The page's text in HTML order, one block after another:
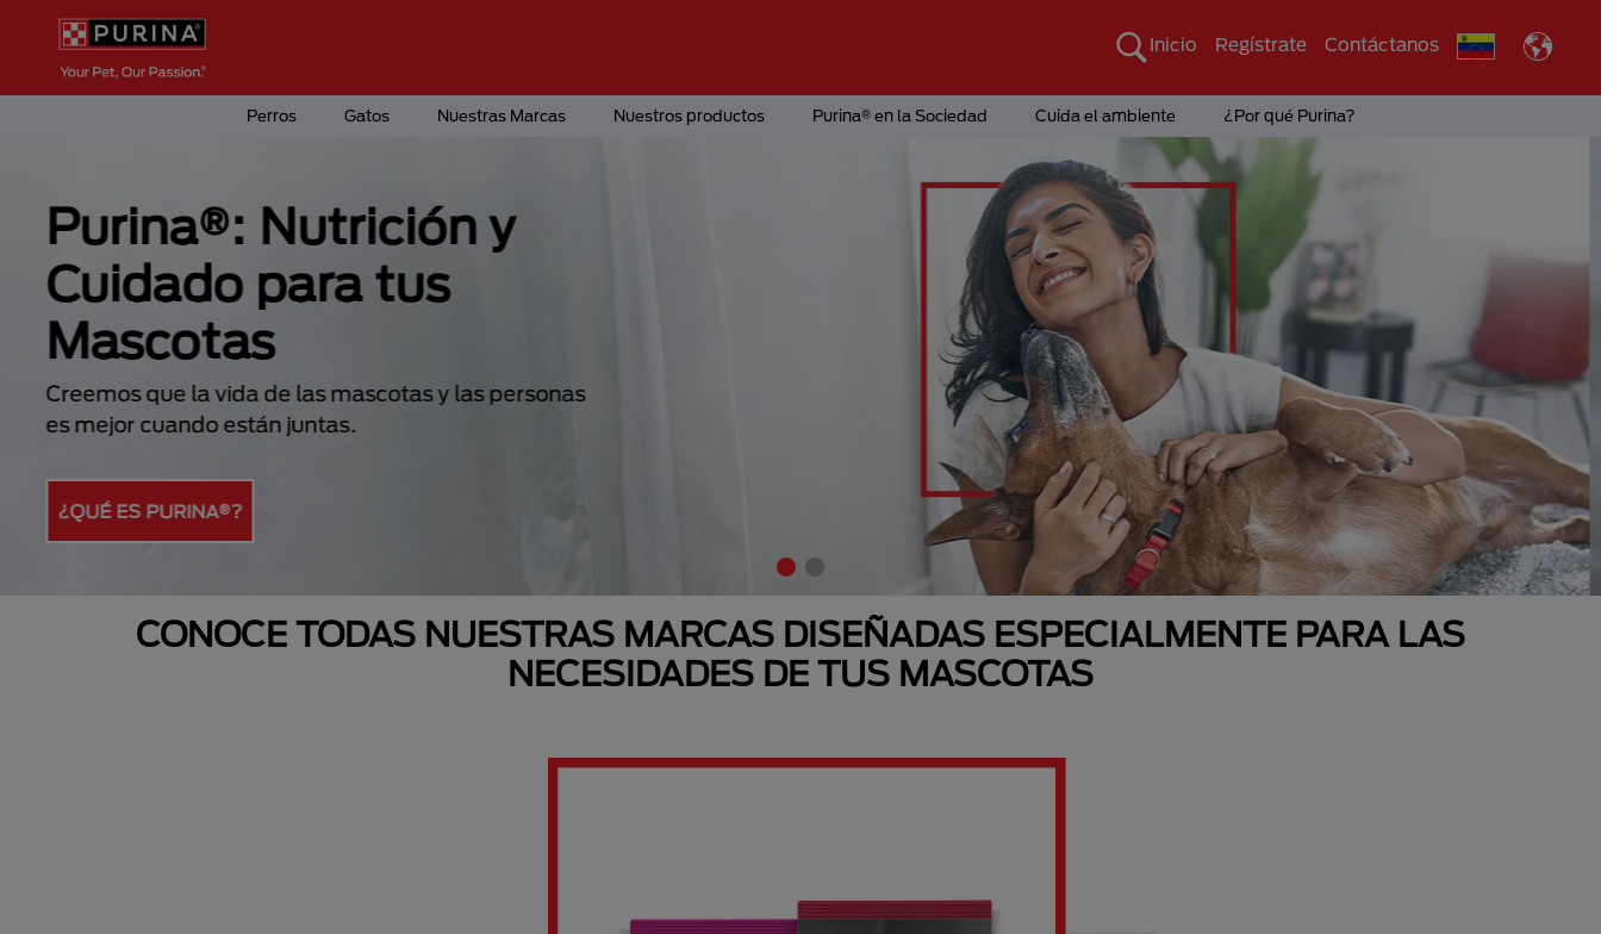
Pasar al contenido principal
Menú Secundario Purina
Inicio Regístrate Contáctanos
Menú Principal Purina
Perros Gatos Nuestras Marcas Nuestros productos Purina® en la Sociedad Cuida el ambiente ¿Por qué Purina?
Purina®: Nutrición y
Cuidado para tus
Mascotas
Creemos que la vida de las mascotas y las personas
es mejor cuando están juntas.
¿QUÉ ES PURINA®?
CONOCE TODAS NUESTRAS MARCAS DISEÑADAS ESPECIALMENTE PARA LAS
NECESIDADES DE TUS MASCOTAS